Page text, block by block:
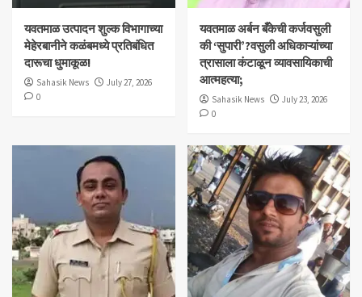
यवतमाळ उत्पादन शुल्क विभागाच्या
मेहेरबानीने कळंबमध्ये प्रतिबंधित
दारूचा धुमाकूळ!
Sahasik News
July 27, 2026
0
​यवतमाळ अर्बन बँकेची कर्जवसुली
की ‘सुपारी’?वसुली अधिकाऱ्यांच्या
त्रासाला कंटाळून व्यावसायिकाची
आत्महत्या;
Sahasik News
July 23, 2026
0